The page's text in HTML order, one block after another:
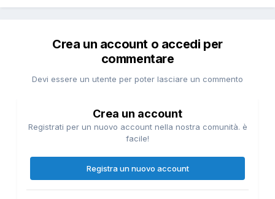
Crea un account o accedi per
commentare
Devi essere un utente per poter lasciare un commento
Crea un account
Registrati per un nuovo account nella nostra comunità. è
facile!
Registra un nuovo account